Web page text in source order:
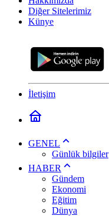
Diğer Sitelerimiz
Künye
İletişim
GENEL
Günlük bilgiler
HABER
Gündem
Ekonomi
Eğitim
Dünya